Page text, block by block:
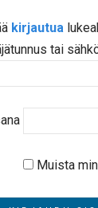
kirjautua
tai
Muista